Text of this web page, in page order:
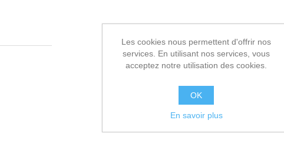
Les cookies nous permettent d'offrir nos
services. En utilisant nos services, vous
acceptez notre utilisation des cookies.
OK
En savoir plus